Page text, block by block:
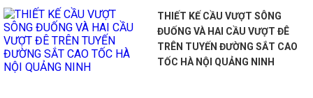
THIẾT KẾ CẦU VƯỢT SÔNG
ĐUỐNG VÀ HAI CẦU VƯỢT ĐÊ
TRÊN TUYẾN ĐƯỜNG SẮT CAO
TỐC HÀ NỘI QUẢNG NINH